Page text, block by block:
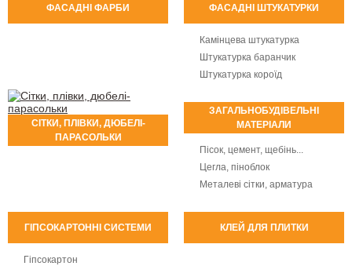
ФАСАДНІ ФАРБИ ФАСАДНІ ШТУКАТУРКИ
Камінцева штукатурка
Штукатурка баранчик
Штукатурка короїд
СІТКИ, ПЛІВКИ, ДЮБЕЛІ-
ПАРАСОЛЬКИ
ЗАГАЛЬНОБУДІВЕЛЬНІ
МАТЕРІАЛИ
Пісок, цемент, щебінь...
Цегла, піноблок
Металеві сітки, арматура
ГІПСОКАРТОННІ СИСТЕМИ
Гіпсокартон
КЛЕЙ ДЛЯ ПЛИТКИ